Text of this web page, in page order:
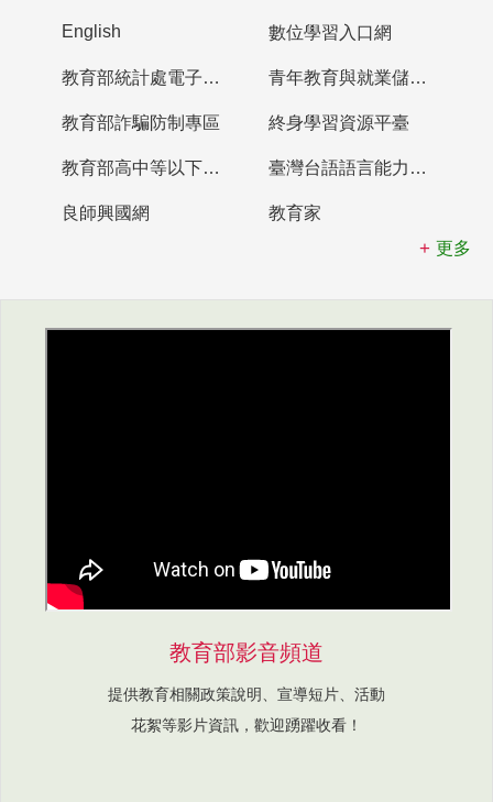
English 數位學習入口網
教育部統計處電子書櫃 青年教育與就業儲蓄帳戶
教育部詐騙防制專區 終身學習資源平臺
教育部高中等以下學校及幼兒園教師資格檢定考試 臺灣台語語言能力認證網站
良師興國網
教育家
更多
教育部影音頻道
提供教育相關政策說明、宣導短片、活動
花絮等影片資訊，歡迎踴躍收看！